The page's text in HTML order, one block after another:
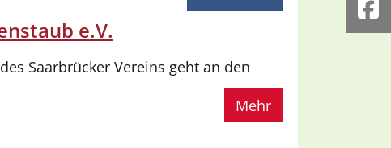
e.V.
Saarbrücker Vereins geht an den
Mehr